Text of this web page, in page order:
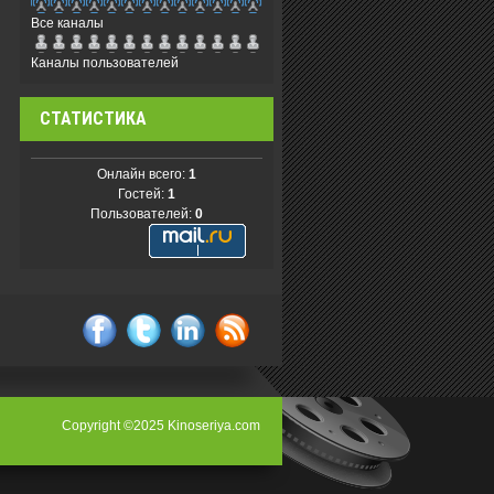
Все каналы
Каналы пользователей
СТАТИСТИКА
Онлайн всего: 1
Гостей: 1
Пользователей: 0
Copyright ©2025 Kinoseriya.com